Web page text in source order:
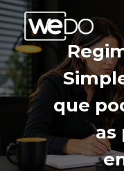
que
as